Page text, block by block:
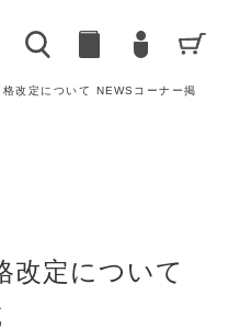
改定について NEWSコーナー掲
改定について